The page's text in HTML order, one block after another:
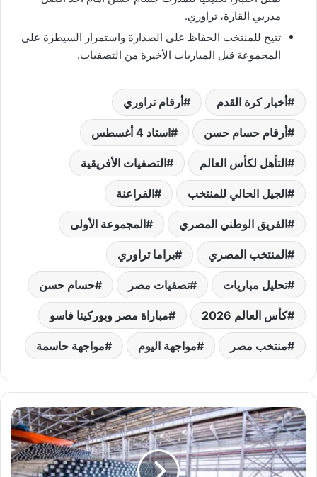
مدربي القارة، تراوري.
تتيح للمنتخب الحفاظ على الصدارة واستمرار السيطرة على
المجموعة قبل المباريات الأخيرة من التصفيات.
أخبار كرة القدم أرقام تراوري
أرقام حسام حسن استاد 4 أغسطس
التأهل لكأس العالم التصفيات الأفريقية
الجيل الحالي للمنتخب الفراعنة
الفريق الوطني المصري المجموعة الأولى
المنتخب المصري براما تراوري
تحليل مباريات تصفيات مصر حسام حسن
كأس العالم 2026 مباراة مصر وبوركينا فاسو
منتخب مصر مواجهة اليوم مواجهة حاسمة
سعر
الحديد
اليوم
الأربعاء
10